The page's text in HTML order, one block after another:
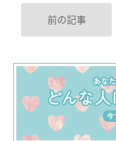
前の記事